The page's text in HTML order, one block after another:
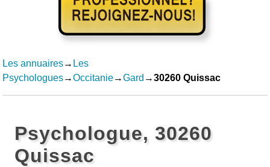
Les annuaires→ Les
Psychologues→Occitanie→Gard →30260 Quissac
Psychologue, 30260
Quissac